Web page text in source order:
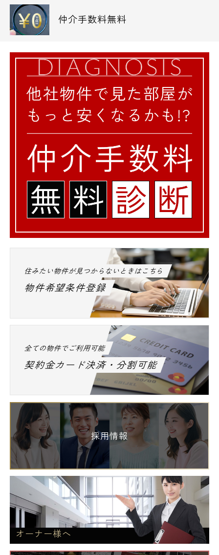
仲介手数料無料
住みたい物件が見つからないときはこちら
物件希望条件登録
全ての物件でご利用可能
契約金カード決済・分割可能
採用情報
オーナー様へ